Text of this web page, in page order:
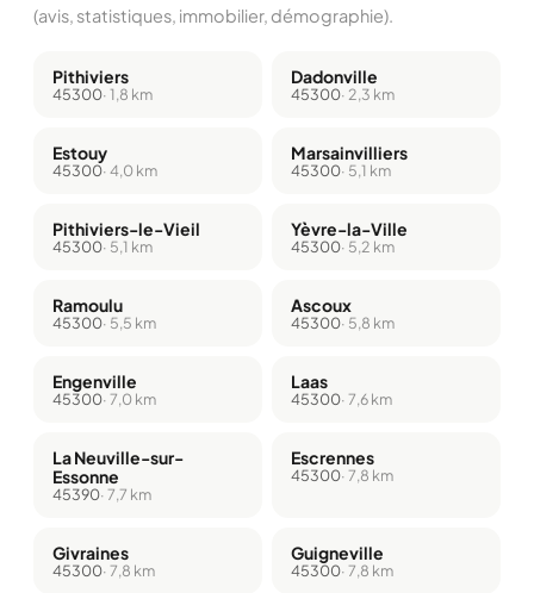
(avis, statistiques, immobilier, démographie).
Pithiviers
45300· 1,8 km
Dadonville
45300· 2,3 km
Estouy
45300· 4,0 km
Marsainvilliers
45300· 5,1 km
Pithiviers-le-Vieil
45300· 5,1 km
Yèvre-la-Ville
45300· 5,2 km
Ramoulu
45300· 5,5 km
Ascoux
45300· 5,8 km
Engenville
45300· 7,0 km
Laas
45300· 7,6 km
La Neuville-sur-
Essonne
45390· 7,7 km
Escrennes
45300· 7,8 km
Givraines
45300· 7,8 km
Guigneville
45300· 7,8 km